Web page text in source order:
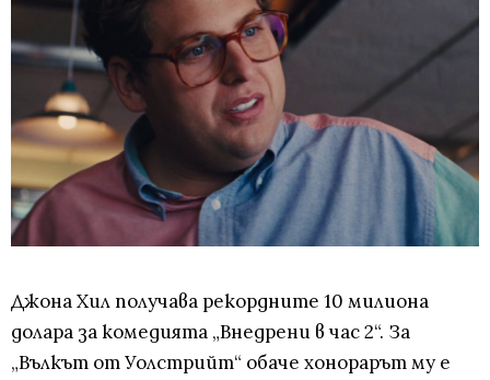
Джона Хил получава рекордните 10 милиона
долара за комедията „Внедрени в час 2“. За
„Вълкът от Уолстрийт“ обаче хонорарът му е